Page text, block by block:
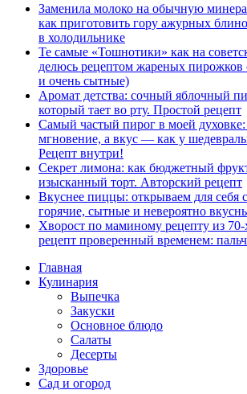
Заменила молоко на обычную
как приготовить гору ажурных
в холодильнике
Те самые «Тошнотики» как на
делюсь рецептом жареных пирожков
и очень сытные)
Аромат детства: сочный яблочный
который тает во рту. Простой рецепт
Самый частый пирог в моей духовке:
мгновение, а вкус — как у
Рецепт внутри!
Секрет лимона: как бюджетный
изысканный торт. Авторский рецепт
Вкуснее пиццы: открываем для
горячие, сытные и невероятно
Хворост по маминому рецепту из
рецепт проверенный временем:
Главная
Кулинария
Выпечка
Закуски
Основное блюдо
Салаты
Десерты
Здоровье
Сад и огород